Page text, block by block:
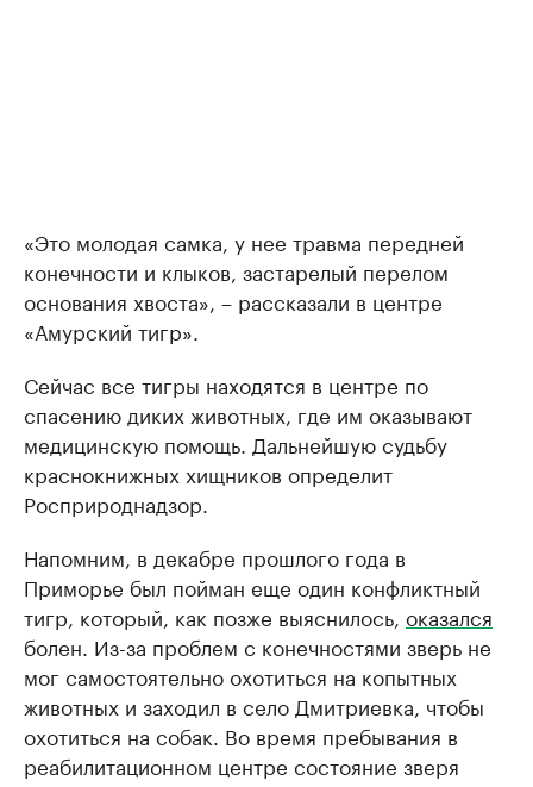
«Это молодая самка, у нее травма передней
конечности и клыков, застарелый перелом
основания хвоста», – рассказали в центре
«Амурский тигр».
Сейчас все тигры находятся в центре по
спасению диких животных, где им оказывают
медицинскую помощь. Дальнейшую судьбу
краснокнижных хищников определит
Росприроднадзор.
Напомним, в декабре прошлого года в
Приморье был пойман еще один конфликтный
тигр, который, как позже выяснилось, оказался
болен. Из-за проблем с конечностями зверь не
мог самостоятельно охотиться на копытных
животных и заходил в село Дмитриевка, чтобы
охотиться на собак. Во время пребывания в
реабилитационном центре состояние зверя